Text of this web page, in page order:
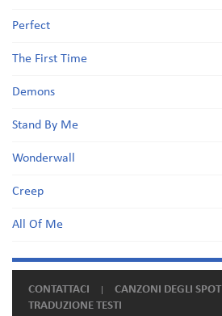
Perfect
The First Time
Demons
Stand By Me
Wonderwall
Creep
All Of Me
CONTATTACI
CANZONI DEGLI SPOT
TRADUZIONE TESTI